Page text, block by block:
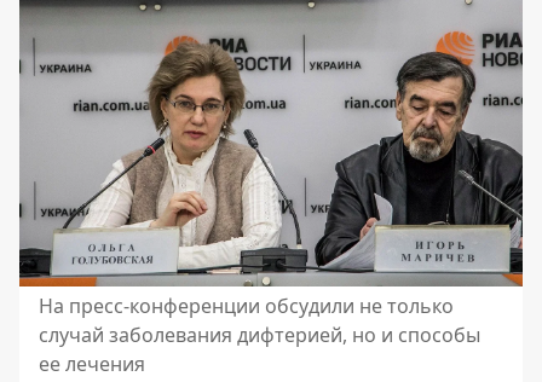
На пресс-конференции обсудили не только
случай заболевания дифтерией, но и способы
ее лечения